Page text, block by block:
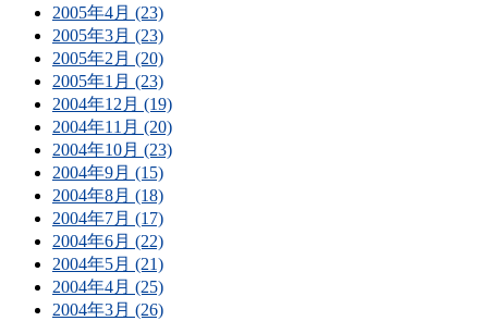
2005年4月 (23)
2005年3月 (23)
2005年2月 (20)
2005年1月 (23)
2004年12月 (19)
2004年11月 (20)
2004年10月 (23)
2004年9月 (15)
2004年8月 (18)
2004年7月 (17)
2004年6月 (22)
2004年5月 (21)
2004年4月 (25)
2004年3月 (26)